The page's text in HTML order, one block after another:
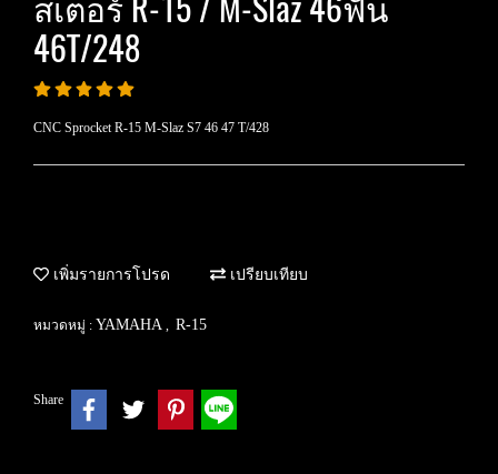
46T/248
CNC Sprocket R-15 M-Slaz S7 46 47 T/428
เพิ่มรายการโปรด เปรียบเทียบ
หมวดหมู่ : YAMAHA , R-15
Share